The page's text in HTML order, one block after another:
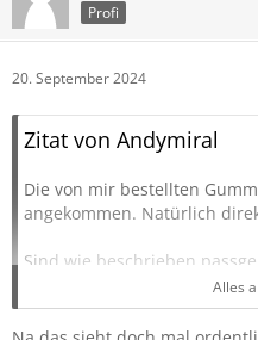
Profi
20. September 2024
Zitat von Andymiral
Die von mir bestellten
angekommen. Natürlich
Sind wie beschrieben
sich dünn und leicht an
erfüllen ihren zweck
Alles